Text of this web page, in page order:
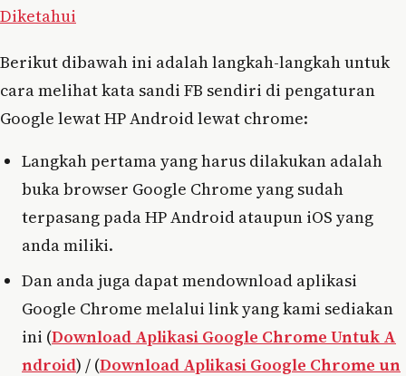
Diketahui
Berikut dibawah ini adalah langkah-langkah untuk
cara melihat kata sandi FB sendiri di pengaturan
Google lewat HP Android lewat chrome:
Langkah pertama yang harus dilakukan adalah
buka browser Google Chrome yang sudah
terpasang pada HP Android ataupun iOS yang
anda miliki.
Dan anda juga dapat mendownload aplikasi
Google Chrome melalui link yang kami sediakan
ini (Download Aplikasi Google Chrome Untuk A
ndroid) / (Download Aplikasi Google Chrome un